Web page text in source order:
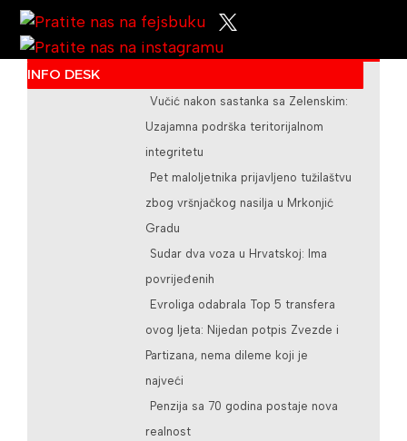
/teslicdanas@gmail.com
INFO DESK
Vučić nakon sastanka sa Zelenskim:
Uzajamna podrška teritorijalnom
integritetu
Pet maloljetnika prijavljeno tužilaštvu
zbog vršnjačkog nasilja u Mrkonjić
Gradu
Sudar dva voza u Hrvatskoj: Ima
povrijeđenih
Evroliga odabrala Top 5 transfera
ovog ljeta: Nijedan potpis Zvezde i
Partizana, nema dileme koji je
najveći
Penzija sa 70 godina postaje nova
realnost